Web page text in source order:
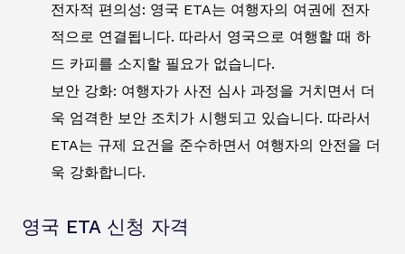
전자적 편의성: 영국 ETA는 여행자의 여권에 전자
적으로 연결됩니다. 따라서 영국으로 여행할 때 하
드 카피를 소지할 필요가 없습니다.
보안 강화: 여행자가 사전 심사 과정을 거치면서 더
욱 엄격한 보안 조치가 시행되고 있습니다. 따라서
ETA는 규제 요건을 준수하면서 여행자의 안전을 더
욱 강화합니다.
영국 ETA 신청 자격